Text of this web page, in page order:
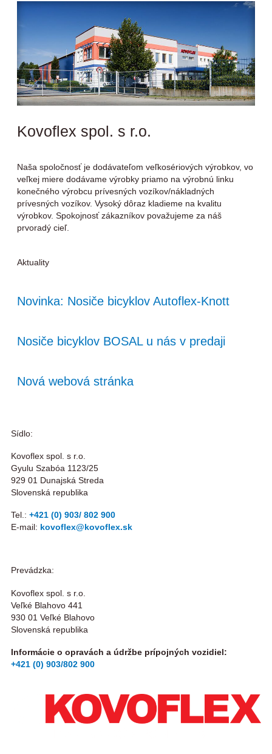
Kovoflex spol. s r.o.
Naša spoločnosť je dodávateľom veľkosériových výrobkov, vo
veľkej miere dodávame výrobky priamo na výrobnú linku
konečného výrobcu prívesných vozíkov/nákladných
prívesných vozíkov. Vysoký dôraz kladieme na kvalitu
výrobkov. Spokojnosť zákazníkov považujeme za náš
prvoradý cieľ.
Aktuality
Novinka: Nosiče bicyklov Autoflex-Knott
Nosiče bicyklov BOSAL u nás v predaji
Nová webová stránka
Sídlo:
Kovoflex spol. s r.o.
Gyulu Szabóa 1123/25
929 01 Dunajská Streda
Slovenská republika
Tel.: +421 (0) 903/ 802 900
E-mail: kovoflex@kovoflex.sk
Prevádzka:
Kovoflex spol. s r.o.
Veľké Blahovo 441
930 01 Veľké Blahovo
Slovenská republika
Informácie o opravách a údržbe prípojných vozidiel:
+421 (0) 903/802 900